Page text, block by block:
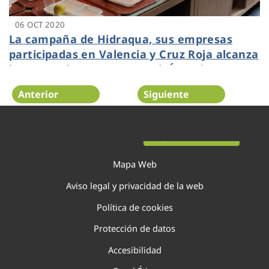
06 OCT 2020
La campaña de Hidraqua, sus empresas
participadas en Valencia y Cruz Roja alcanza
las 6.520 altas nuevas en el ‘Área de
clientes’ de la página web
Anterior Siguiente
Mapa Web
Aviso legal y privacidad de la web
Política de cookies
Protección de datos
Accesibilidad